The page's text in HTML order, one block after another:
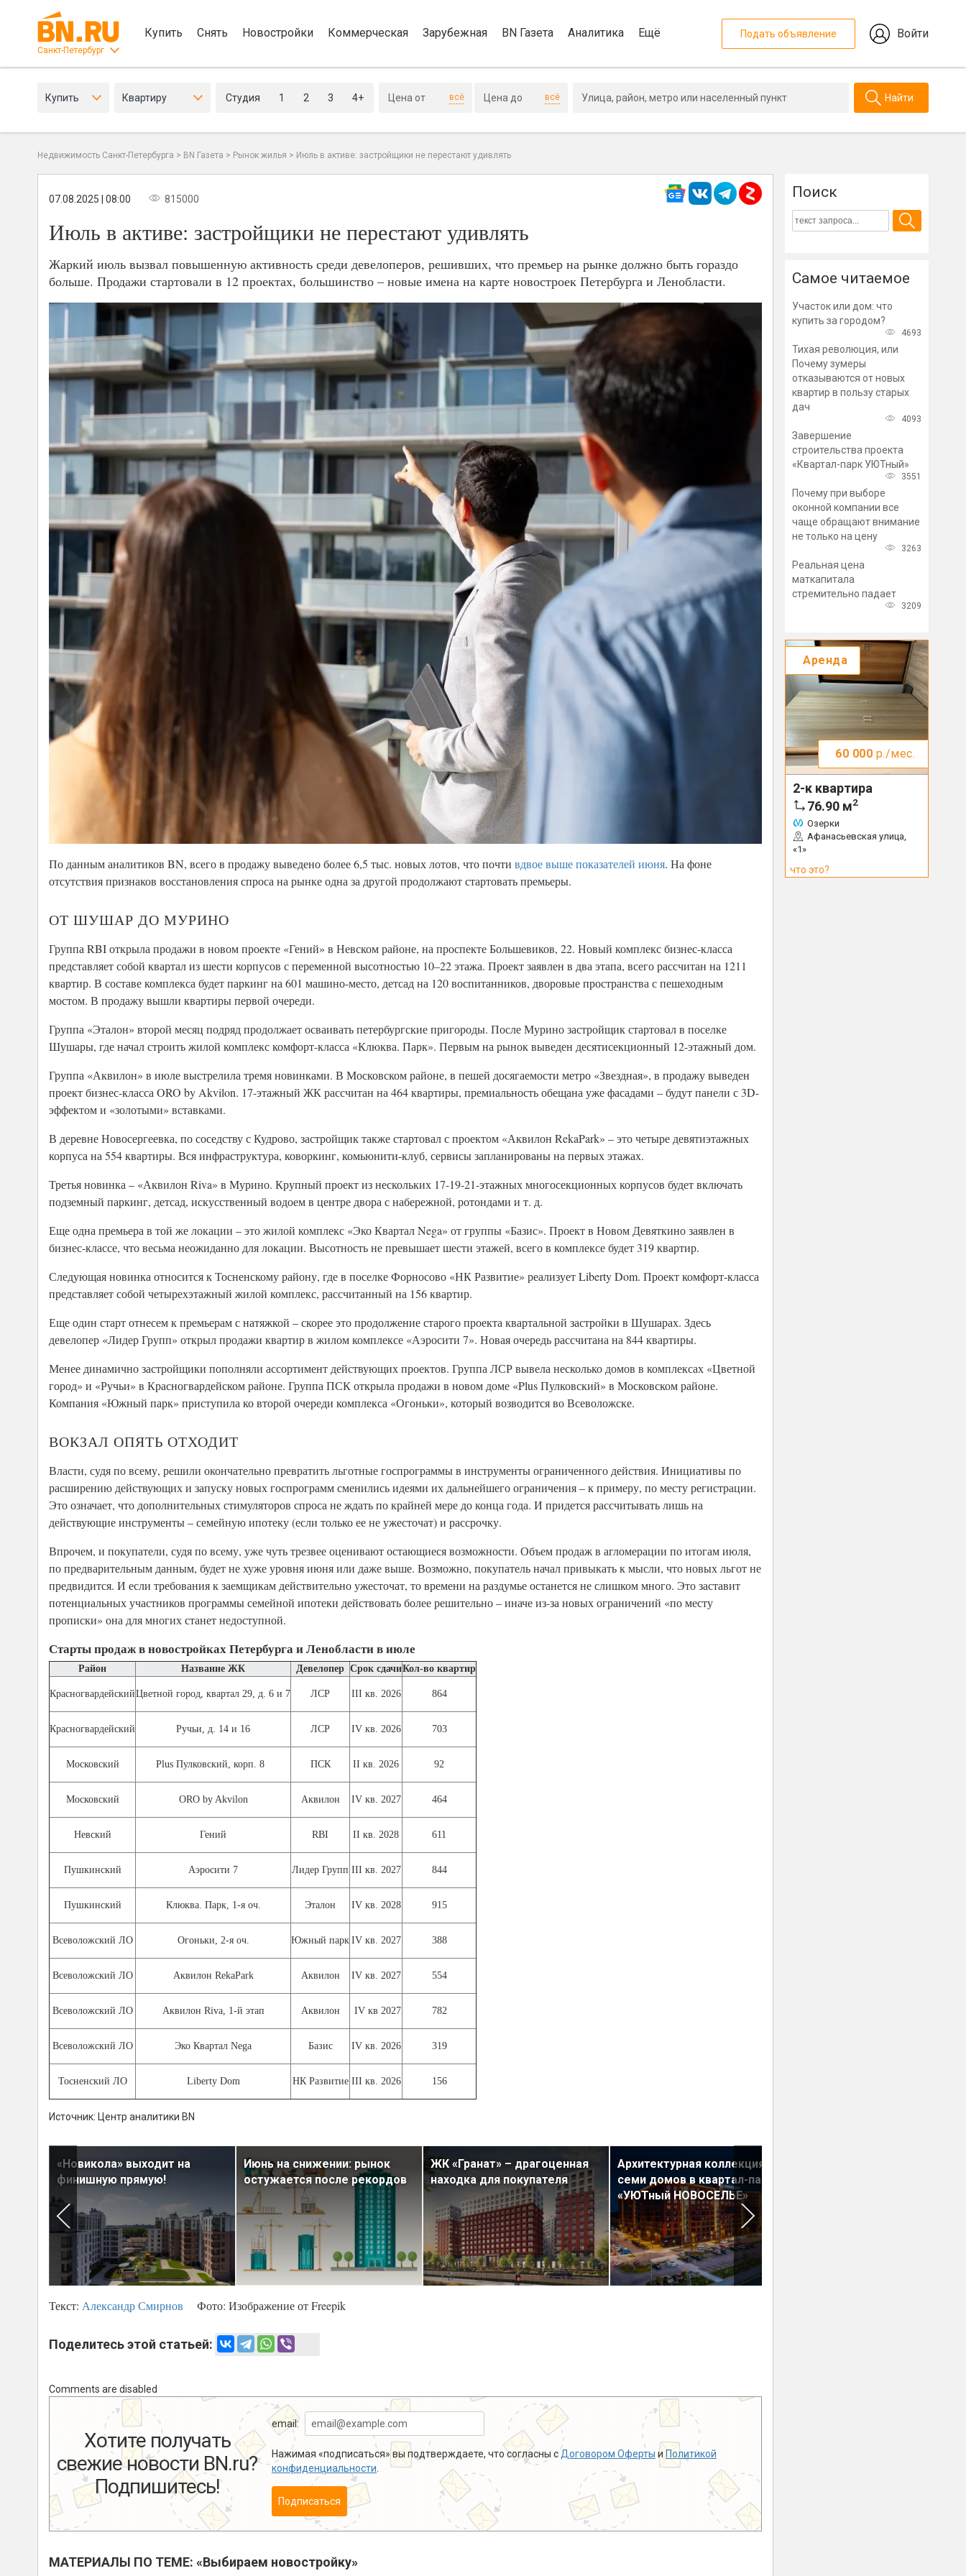
Санкт-Петербург
Купить Снять Новостройки Коммерческая Зарубежная BN Газета Аналитика Ещё Подать объявление Войти
Купить Квартиру Студия 1 2 3 4+ всё всё Найти
Недвижимость Санкт-Петербурга > BN Газета > Рынок жилья > Июль в активе: застройщики не перестают удивлять
07.08.2025 | 08:00 815000
Июль в активе: застройщики не перестают удивлять
Жаркий июль вызвал повышенную активность среди девелоперов, решивших, что премьер на рынке должно быть гораздо
больше. Продажи стартовали в 12 проектах, большинство – новые имена на карте новостроек Петербурга и Ленобласти.
По данным аналитиков BN, всего в продажу выведено более 6,5 тыс. новых лотов, что почти вдвое выше показателей июня. На фоне
отсутствия признаков восстановления спроса на рынке одна за другой продолжают стартовать премьеры.
ОТ ШУШАР ДО МУРИНО
Группа RBI открыла продажи в новом проекте «Гений» в Невском районе, на проспекте Большевиков, 22. Новый комплекс бизнес-класса
представляет собой квартал из шести корпусов с переменной высотностью 10–22 этажа. Проект заявлен в два этапа, всего рассчитан на 1211
квартир. В составе комплекса будет паркинг на 601 машино-место, детсад на 120 воспитанников, дворовые пространства с пешеходным
мостом. В продажу вышли квартиры первой очереди.
Группа «Эталон» второй месяц подряд продолжает осваивать петербургские пригороды. После Мурино застройщик стартовал в поселке
Шушары, где начал строить жилой комплекс комфорт-класса «Клюква. Парк». Первым на рынок выведен десятисекционный 12-этажный дом.
Группа «Аквилон» в июле выстрелила тремя новинками. В Московском районе, в пешей досягаемости метро «Звездная», в продажу выведен
проект бизнес-класса ORO by Akvilon. 17-этажный ЖК рассчитан на 464 квартиры, премиальность обещана уже фасадами – будут панели с 3D-
эффектом и «золотыми» вставками.
В деревне Новосергеевка, по соседству с Кудрово, застройщик также стартовал с проектом «Аквилон RekaPark» – это четыре девятиэтажных
корпуса на 554 квартиры. Вся инфраструктура, коворкинг, комьюнити-клуб, сервисы запланированы на первых этажах.
Третья новинка – «Аквилон Riva» в Мурино. Крупный проект из нескольких 17-19-21-этажных многосекционных корпусов будет включать
подземный паркинг, детсад, искусственный водоем в центре двора с набережной, ротондами и т. д.
Еще одна премьера в той же локации – это жилой комплекс «Эко Квартал Nega» от группы «Базис». Проект в Новом Девяткино заявлен в
бизнес-классе, что весьма неожиданно для локации. Высотность не превышает шести этажей, всего в комплексе будет 319 квартир.
Следующая новинка относится к Тосненскому району, где в поселке Форносово «НК Развитие» реализует Liberty Dom. Проект комфорт-класса
представляет собой четырехэтажный жилой комплекс, рассчитанный на 156 квартир.
Еще один старт отнесем к премьерам с натяжкой – скорее это продолжение старого проекта квартальной застройки в Шушарах. Здесь
девелопер «Лидер Групп» открыл продажи квартир в жилом комплексе «Аэросити 7». Новая очередь рассчитана на 844 квартиры.
Менее динамично застройщики пополняли ассортимент действующих проектов. Группа ЛСР вывела несколько домов в комплексах «Цветной
город» и «Ручьи» в Красногвардейском районе. Группа ПСК открыла продажи в новом доме «Plus Пулковский» в Московском районе.
Компания «Южный парк» приступила ко второй очереди комплекса «Огоньки», который возводится во Всеволожске.
ВОКЗАЛ ОПЯТЬ ОТХОДИТ
Власти, судя по всему, решили окончательно превратить льготные госпрограммы в инструменты ограниченного действия. Инициативы по
расширению действующих и запуску новых госпрограмм сменились идеями их дальнейшего ограничения – к примеру, по месту регистрации.
Это означает, что дополнительных стимуляторов спроса не ждать по крайней мере до конца года. И придется рассчитывать лишь на
действующие инструменты – семейную ипотеку (если только ее не ужесточат) и рассрочку.
Впрочем, и покупатели, судя по всему, уже чуть трезвее оценивают остающиеся возможности. Объем продаж в агломерации по итогам июля,
по предварительным данным, будет не хуже уровня июня или даже выше. Возможно, покупатель начал привыкать к мысли, что новых льгот не
предвидится. И если требования к заемщикам действительно ужесточат, то времени на раздумье останется не слишком много. Это заставит
потенциальных участников программы семейной ипотеки действовать более решительно – иначе из-за новых ограничений «по месту
прописки» она для многих станет недоступной.
Старты продаж в новостройках Петербурга и Ленобласти в июле
Район Название ЖК Девелопер Срок сдачиКол-во квартир
КрасногвардейскийЦветной город, квартал 29, д. 6 и 7 ЛСР III кв. 2026 864
Красногвардейский Ручьи, д. 14 и 16 ЛСР IV кв. 2026 703
Московский Plus Пулковский, корп. 8 ПСК II кв. 2026 92
Московский ORO by Akvilon Аквилон IV кв. 2027 464
Невский Гений RBI II кв. 2028 611
Пушкинский Аэросити 7 Лидер Групп III кв. 2027 844
Пушкинский Клюква. Парк, 1-я оч. Эталон IV кв. 2028 915
Всеволожский ЛО Огоньки, 2-я оч. Южный парк IV кв. 2027 388
Всеволожский ЛО Аквилон RekaPark Аквилон IV кв. 2027 554
Всеволожский ЛО Аквилон Riva, 1-й этап Аквилон IV кв 2027 782
Всеволожский ЛО Эко Квартал Nega Базис IV кв. 2026 319
Тосненский ЛО Liberty Dom НК Развитие III кв. 2026 156
Источник: Центр аналитики BN
«Новикола» выходит на
финишную прямую!
Июнь на снижении: рынок
остужается после рекордов
ЖК «Гранат» – драгоценная
находка для покупателя
Архитектурная коллекция из
семи домов в квартал-парке
«УЮТный НОВОСЕЛЬЕ»
Текст: Александр Смирнов Фото: Изображение от Freepik
Поделитесь этой статьей:
Comments are disabled
Хотите получать
свежие новости BN.ru?
Подпишитесь!
email:
Нажимая «подписаться» вы подтверждаете, что согласны с Договором Оферты и Политикой
конфиденциальности
Подписаться
МАТЕРИАЛЫ ПО ТЕМЕ: «Выбираем новостройку»
Поиск
Самое читаемое
Участок или дом: что
купить за городом?
4693
Тихая революция, или
Почему зумеры
отказываются от новых
квартир в пользу старых
дач
4093
Завершение
строительства проекта
«Квартал-парк УЮТный»
3551
Почему при выборе
оконной компании все
чаще обращают внимание
не только на цену
3263
Реальная цена
маткапитала
стремительно падает
3209
Аренда
60 000 р./мес.
2-к квартира
76.90 м2
Озерки
Афанасьевская улица,
«1»
что это?